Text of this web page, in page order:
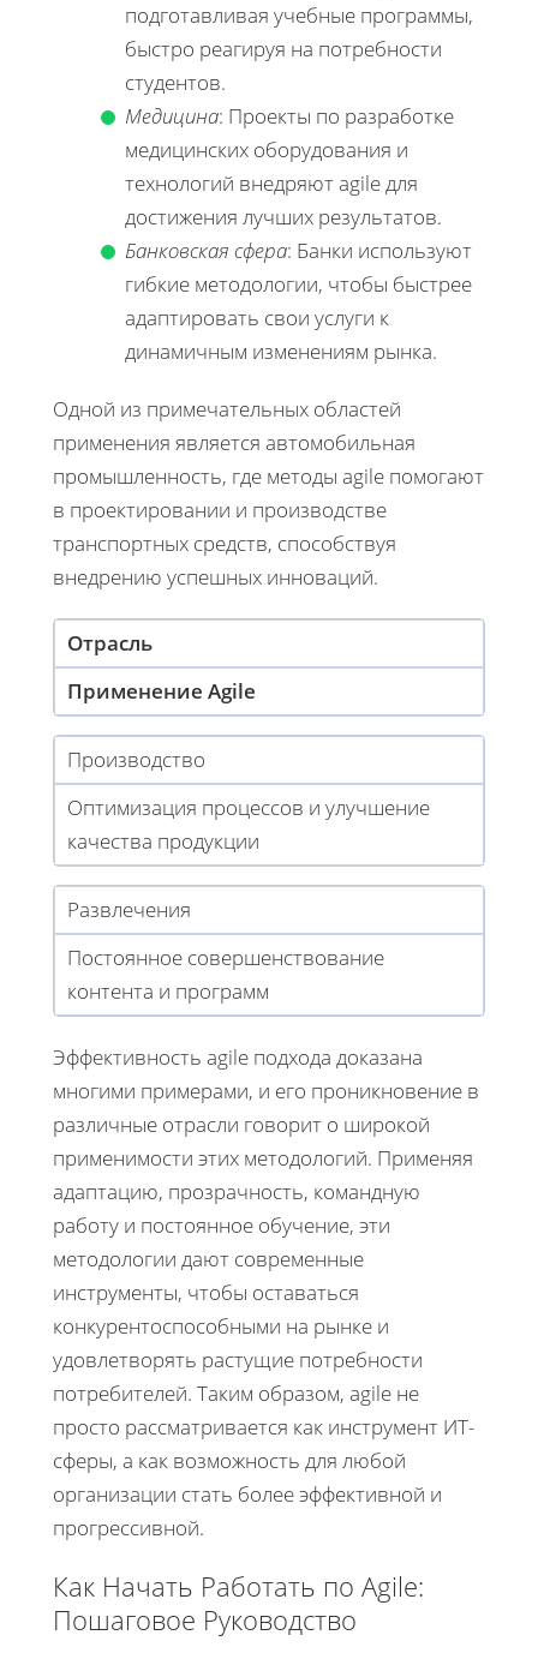
подготавливая учебные программы,
быстро реагируя на потребности
студентов.
Медицина: Проекты по разработке
медицинских оборудования и
технологий внедряют agile для
достижения лучших результатов.
Банковская сфера: Банки используют
гибкие методологии, чтобы быстрее
адаптировать свои услуги к
динамичным изменениям рынка.
Одной из примечательных областей
применения является автомобильная
промышленность, где методы agile помогают
в проектировании и производстве
транспортных средств, способствуя
внедрению успешных инноваций.
Отрасль
Применение Agile
Производство
Оптимизация процессов и улучшение
качества продукции
Развлечения
Постоянное совершенствование
контента и программ
Эффективность agile подхода доказана
многими примерами, и его проникновение в
различные отрасли говорит о широкой
применимости этих методологий. Применяя
адаптацию, прозрачность, командную
работу и постоянное обучение, эти
методологии дают современные
инструменты, чтобы оставаться
конкурентоспособными на рынке и
удовлетворять растущие потребности
потребителей. Таким образом, agile не
просто рассматривается как инструмент ИТ-
сферы, а как возможность для любой
организации стать более эффективной и
прогрессивной.
Как Начать Работать по Agile:
Пошаговое Руководство